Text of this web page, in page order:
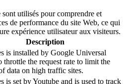
utilisés pour comprendre et
de performance du site Web, ce qui
expérience utilisateur aux visiteurs.
Description
is installed by Google Universal
throttle the request rate to limit the
data on high traffic sites.
is set by Youtube and is used to track